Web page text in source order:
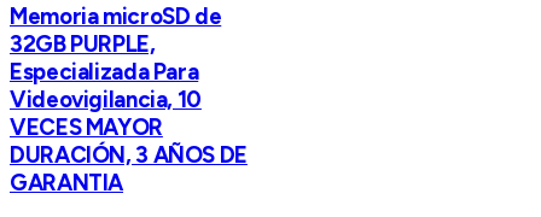
Memoria microSD de
32GB PURPLE,
Especializada Para
Videovigilancia, 10
VECES MAYOR
DURACIÓN, 3 AÑOS DE
GARANTIA